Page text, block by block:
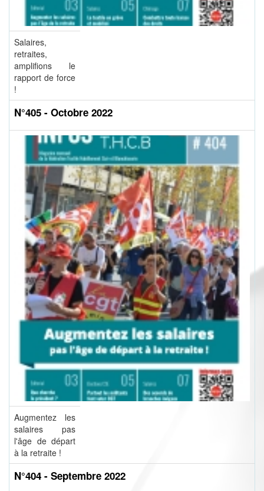
Salaires,
retraites,
amplifions le
rapport de force
!
N°405 - Octobre 2022
Augmentez les
salaires pas
l'âge de départ
à la retraite !
N°404 - Septembre 2022